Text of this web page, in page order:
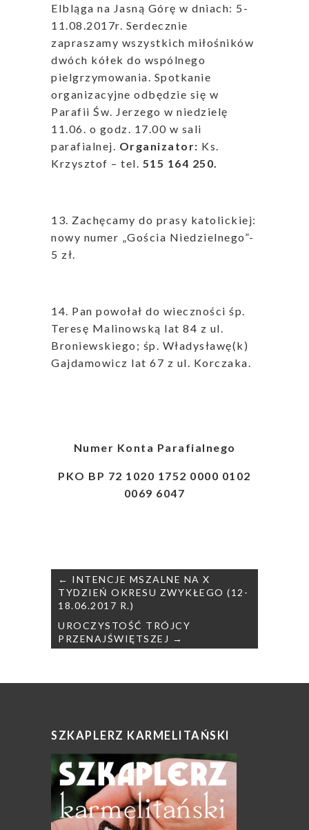
Elbląga na Jasną Górę w dniach: 5-
11.08.2017r. Serdecznie
zapraszamy wszystkich miłośników
dwóch kółek do wspólnego
pielgrzymowania. Spotkanie
organizacyjne odbędzie się w
Parafii Św. Jerzego w niedzielę
11.06. o godz. 17.00 w sali
parafialnej. Organizator: Ks.
Krzysztof – tel. 515 164 250.
13. Zachęcamy do prasy katolickiej:
nowy numer „Gościa Niedzielnego”-
5 zł.
14. Pan powołał do wieczności śp.
Teresę Malinowską lat 84 z ul.
Broniewskiego; śp. Władysławę(k)
Gajdamowicz lat 67 z ul. Korczaka.
Numer Konta Parafialnego
PKO BP 72 1020 1752 0000 0102
0069 6047
Nawigacja
wpisu
← INTENCJE MSZALNE NA X
TYDZIEŃ OKRESU ZWYKŁEGO (12-
18.06.2017 R.)
UROCZYSTOŚĆ TRÓJCY
PRZENAJŚWIĘTSZEJ →
SZKAPLERZ KARMELITAŃSKI